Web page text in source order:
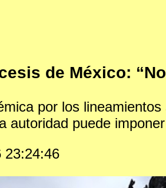
de México:
por los
autoridad puede
23:24:46